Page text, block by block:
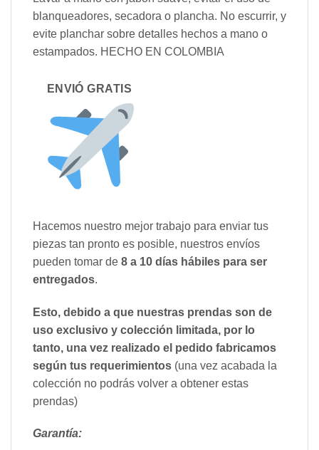
blanqueadores, secadora o plancha. No escurrir, y
evite planchar sobre detalles hechos a mano o
estampados. HECHO EN COLOMBIA
ENVIÓ GRATIS
Hacemos nuestro mejor trabajo para enviar tus
piezas tan pronto es posible, nuestros envíos
pueden tomar de 8 a 10 días hábiles para ser
entregados.
Esto, debido a que nuestras prendas son de
uso exclusivo y colección limitada, por lo
tanto, una vez realizado el pedido fabricamos
según tus requerimientos (una vez acabada la
colección no podrás volver a obtener estas
prendas)
Garantía: